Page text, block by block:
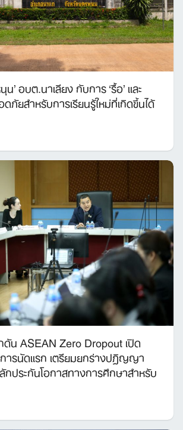
’ อบต.นาเลียง กับการ ‘รื้อ’ และ
ภัยสำหรับการเรียนรู้ใหม่ที่เกิดขึ้นได้
น ASEAN Zero Dropout เปิด
ารนัดแรก เตรียมยกร่างปฏิญญา
กประกันโอกาสทางการศึกษาสำหรับ